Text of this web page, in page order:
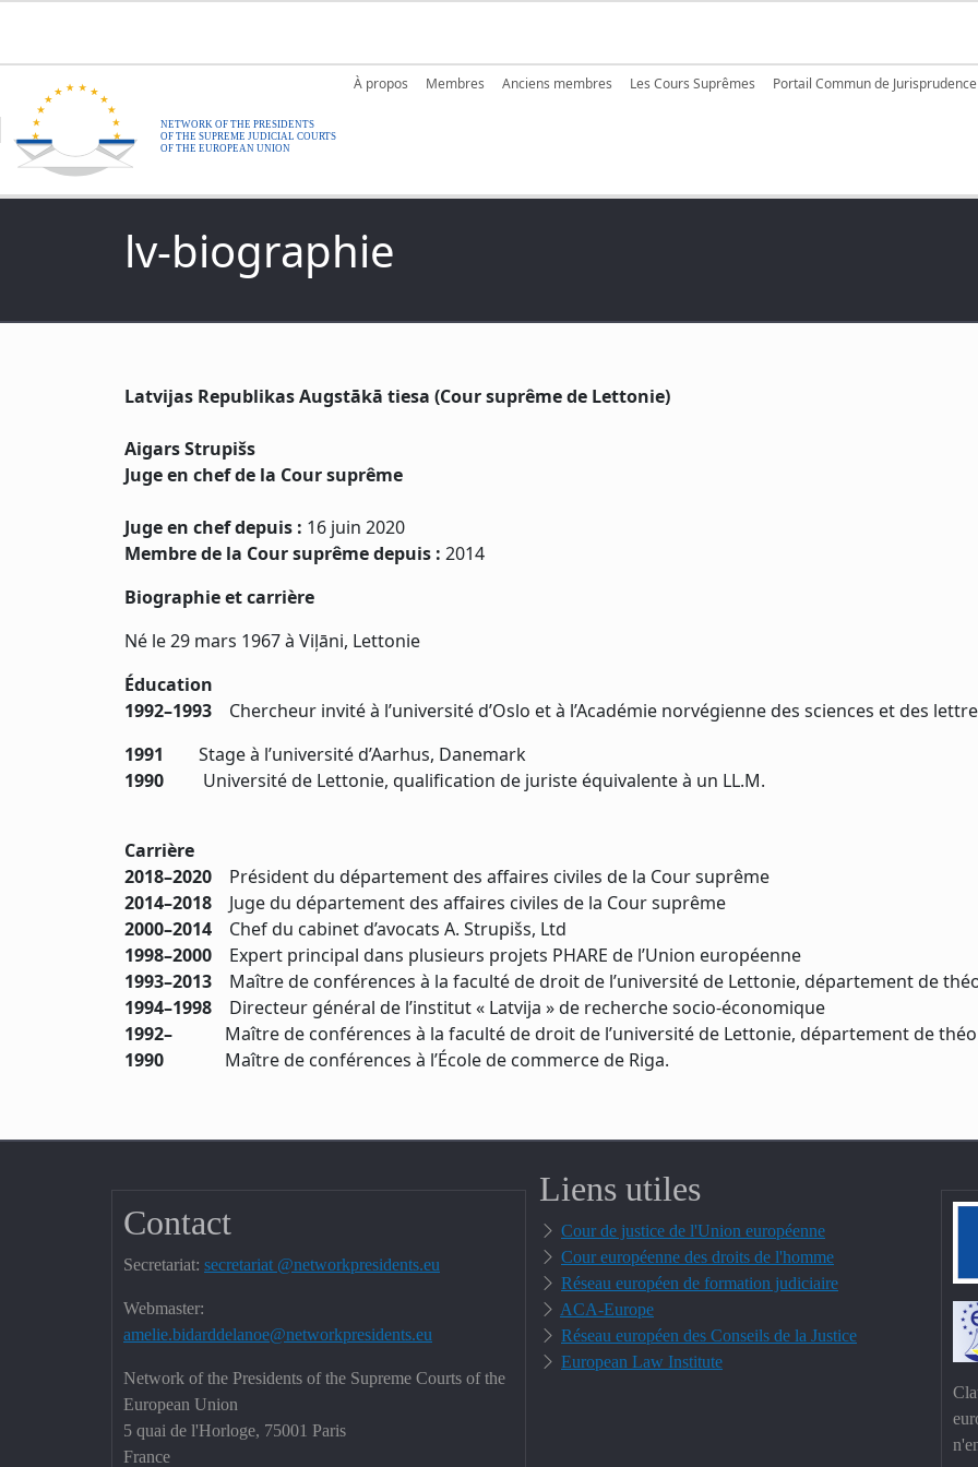
Main navigation
À propos Membres Anciens membres Les Cours Suprêmes Portail Commun de Jurisprudence
lv-biographie
Latvijas Republikas Augstākā tiesa (Cour suprême de Lettonie)
Aigars Strupišs
Juge en chef de la Cour suprême
Juge en chef depuis : 16 juin 2020
Membre de la Cour suprême depuis : 2014
Biographie et carrière
Né le 29 mars 1967 à Viļāni, Lettonie
Éducation
1992–1993
Chercheur invité à l’université d’Oslo et à l’Académie norvégienne des sciences et des
1991 Stage à l’université d’Aarhus, Danemark
1990
Université de Lettonie, qualification de juriste équivalente à un LL.M.
Carrière
2018–2020
Président du département des affaires civiles de la Cour suprême
2014–2018
Juge du département des affaires civiles de la Cour suprême
2000–2014 Chef du cabinet d’avocats A. Strupišs, Ltd
1998–2000
Expert principal dans plusieurs projets PHARE de l’Union européenne
1993–2013
Maître de conférences à la faculté de droit de l’université de Lettonie, département de
1994–1998
Directeur général de l’institut « Latvija » de recherche socio-économique
1992–
Maître de conférences à la faculté de droit de l’université de Lettonie, département de
1990
Maître de conférences à l’École de commerce de Riga.
Contact
Secretariat: secretariat @networkpresidents.eu
Webmaster:
amelie.bidarddelanoe@networkpresidents.eu
Network of the Presidents of the Supreme Courts of the
European Union
5 quai de l'Horloge, 75001 Paris
France
Liens utiles
Cour de justice de l'Union européenne
Cour européenne des droits de l'homme
Réseau européen de formation judiciaire
ACA-Europe
Réseau européen des Conseils de la Justice
European Law Institute